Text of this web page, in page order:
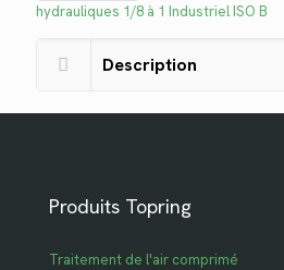
hydrauliques 1/8 à 1 Industriel ISO B
Description
Produits Topring
Traitement de l'air comprimé